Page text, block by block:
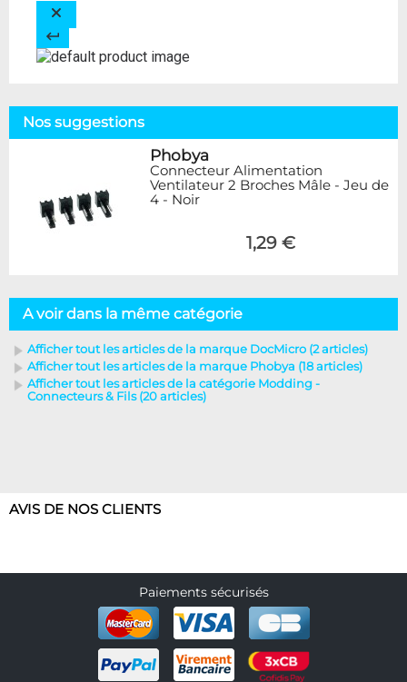
Nos suggestions
Phobya
Connecteur Alimentation
Ventilateur 2 Broches Mâle - Jeu de
4 - Noir
1,29 €
A voir dans la même catégorie
Afficher tout les articles de la marque DocMicro (2 articles)
Afficher tout les articles de la marque Phobya (18 articles)
Afficher tout les articles de la catégorie Modding -
Connecteurs & Fils (20 articles)
AVIS DE NOS CLIENTS
Paiements sécurisés